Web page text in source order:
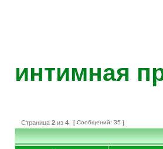
интимная
Страница 2 из 4 [ Сообщений: 35 ]